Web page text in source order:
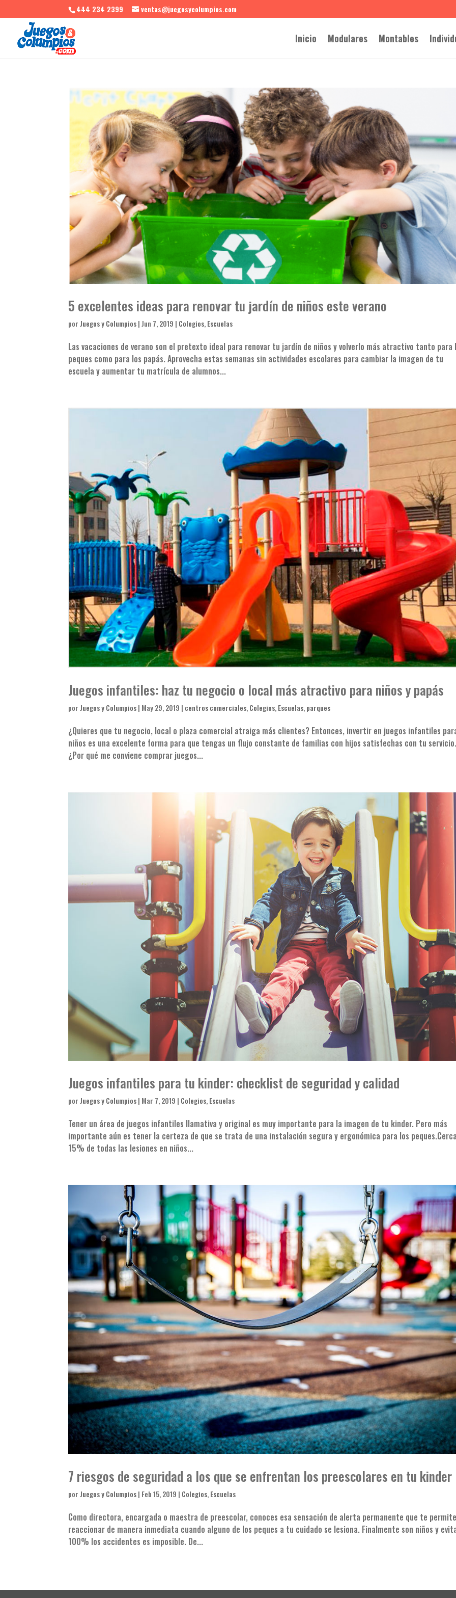
444 234 2399 ventas@juegosycolumpios.com
Inicio Modulares Montables
5 excelentes ideas para renovar tu jardín de niños este verano
porJuegos y Columpios|Jun 7, 2019 | Colegios,Escuelas
Las vacaciones de verano son el pretexto ideal para renovar tu jardín de niños y volverlo más atractivo tanto para
peques como para los papás. Aprovecha estas semanas sin actividades escolares para cambiar la imagen de tu
escuela y aumentar tu matrícula de alumnos...
Juegos infantiles: haz tu negocio o local más atractivo para niños y papás
porJuegos y Columpios| May 29, 2019 | centros comerciales,Colegios,Escuelas,parques
¿Quieres que tu negocio, local o plaza comercial atraiga más clientes? Entonces, invertir en juegos infantiles
niños es una excelente forma para que tengas un flujo constante de familias con hijos satisfechas con tu
¿Por qué me conviene comprar juegos...
Juegos infantiles para tu kinder: checklist de seguridad y calidad
porJuegos y Columpios| Mar 7, 2019 | Colegios,Escuelas
Tener un área de juegos infantiles llamativa y original es muy importante para la imagen de tu kinder. Pero más
importante aún es tener la certeza de que se trata de una instalación segura y ergonómica para los
15% de todas las lesiones en niños...
7 riesgos de seguridad a los que se enfrentan los preescolares en tu kinder
porJuegos y Columpios| Feb 15, 2019 | Colegios,Escuelas
Como directora, encargada o maestra de preescolar, conoces esa sensación de alerta permanente que te
reaccionar de manera inmediata cuando alguno de los peques a tu cuidado se lesiona. Finalmente son niños y
100% los accidentes es imposible. De...